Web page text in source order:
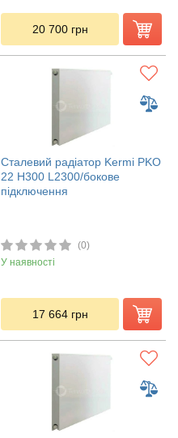
20 700 грн
Сталевий радіатор Kermi PKO
22 H300 L2300/бокове
підключення
(0)
У наявності
17 664 грн